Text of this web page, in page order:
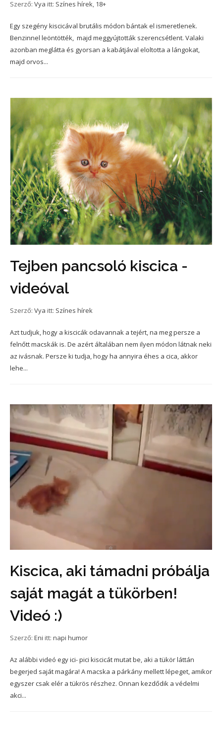
Szerző: Vya itt: Színes hírek, 18+
Egy szegény kiscicával brutális módon bántak el ismeretlenek.
Benzinnel leöntötték, majd meggyújtották szerencsétlent. Valaki
azonban meglátta és gyorsan a kabátjával eloltotta a lángokat,
majd orvos...
Tejben pancsoló kiscica -
videóval
Szerző: Vya itt: Színes hírek
Azt tudjuk, hogy a kiscicák odavannak a tejért, na meg persze a
felnőtt macskák is. De azért általában nem ilyen módon látnak neki
az ivásnak. Persze ki tudja, hogy ha annyira éhes a cica, akkor
lehe...
Kiscica, aki támadni próbálja
saját magát a tükörben!
Videó :)
Szerző: Eni itt: napi humor
Az alábbi videó egy ici- pici kiscicát mutat be, aki a tükör láttán
begerjed saját magára! A macska a párkány mellett lépeget, amikor
egyszer csak elér a tükrös részhez. Onnan kezdődik a védelmi
akci...